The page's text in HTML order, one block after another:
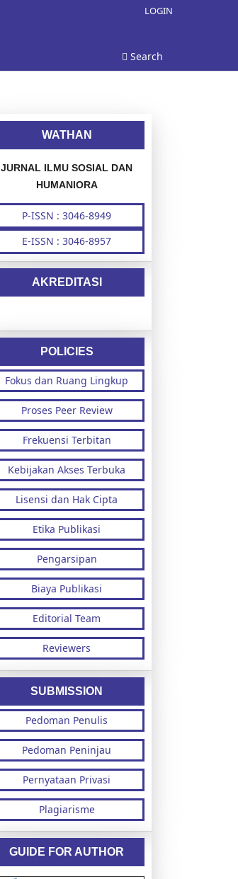
Search
LOGIN
WATHAN
JURNAL ILMU SOSIAL DAN
HUMANIORA
P-ISSN : 3046-8949
E-ISSN : 3046-8957
AKREDITASI
POLICIES
Fokus dan Ruang Lingkup
Proses Peer Review
Frekuensi Terbitan
Kebijakan Akses Terbuka
Lisensi dan Hak Cipta
Etika Publikasi
Pengarsipan
Biaya Publikasi
Editorial Team
Reviewers
SUBMISSION
Pedoman Penulis
Pedoman Peninjau
Pernyataan Privasi
Plagiarisme
GUIDE FOR AUTHOR